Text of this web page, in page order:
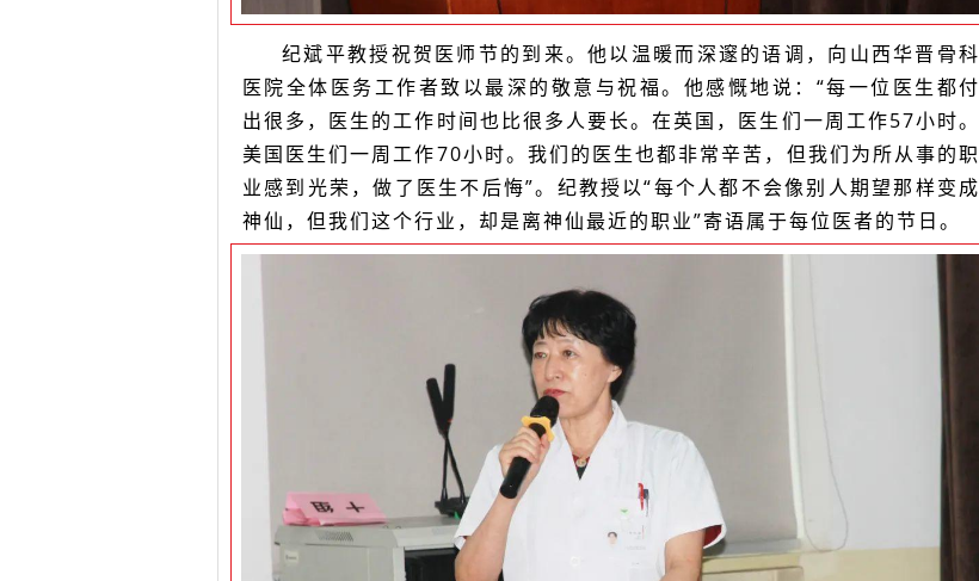
纪斌平教授祝贺医师节的到来。他以温暖而深邃的语调，向山西华晋骨科
医院全体医务工作者致以最深的敬意与祝福。他感慨地说：“每一位医生都付
出很多，医生的工作时间也比很多人要长。在英国，医生们一周工作57小时。
美国医生们一周工作70小时。我们的医生也都非常辛苦，但我们为所从事的职
业感到光荣，做了医生不后悔”。纪教授以“每个人都不会像别人期望那样变成
神仙，但我们这个行业，却是离神仙最近的职业”寄语属于每位医者的节日。